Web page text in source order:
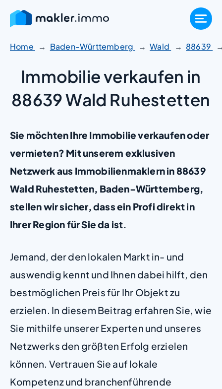
Zum
Inhalt
springen
Home Baden-Württemberg Wald 88639
Immobilie verkaufen in
88639 Wald Ruhestetten
Sie möchten Ihre Immobilie verkaufen oder
vermieten? Mit unserem exklusiven
Netzwerk aus Immobilienmaklern in 88639
Wald Ruhestetten, Baden-Württemberg,
stellen wir sicher, dass ein Profi direkt in
Ihrer Region für Sie da ist.
Jemand, der den lokalen Markt in- und
auswendig kennt und Ihnen dabei hilft, den
bestmöglichen Preis für Ihr Objekt zu
erzielen. In diesem Beitrag erfahren Sie, wie
Sie mithilfe unserer Experten und unseres
Netzwerks den größten Erfolg erzielen
können. Vertrauen Sie auf lokale
Kompetenz und branchenführende